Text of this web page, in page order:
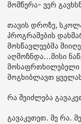
მომწერა- ვერ
თავის დროზე,
პროგრამების
მოსწავლეებმა
აღმოჩნდა...მისი
მოსაფრთხილებელი
მოგხიბლავთ
რა შეიძლება
გავაკეთეთ. მე რა.